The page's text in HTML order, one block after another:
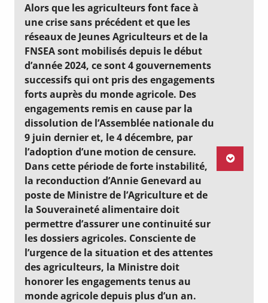
Alors que les agriculteurs font face à
une crise sans précédent et que les
réseaux de Jeunes Agriculteurs et de la
FNSEA sont mobilisés depuis le début
d’année 2024, ce sont 4 gouvernements
successifs qui ont pris des engagements
forts auprès du monde agricole. Des
engagements remis en cause par la
dissolution de l’Assemblée nationale du
9 juin dernier et, le 4 décembre, par
l’adoption d’une motion de censure.
Dans cette période de forte instabilité,
la reconduction d’Annie Genevard au
poste de Ministre de l’Agriculture et de
la Souveraineté alimentaire doit
permettre d’assurer une continuité sur
les dossiers agricoles. Consciente de
l’urgence de la situation et des attentes
des agriculteurs, la Ministre doit
honorer les engagements tenus au
monde agricole depuis plus d’un an.